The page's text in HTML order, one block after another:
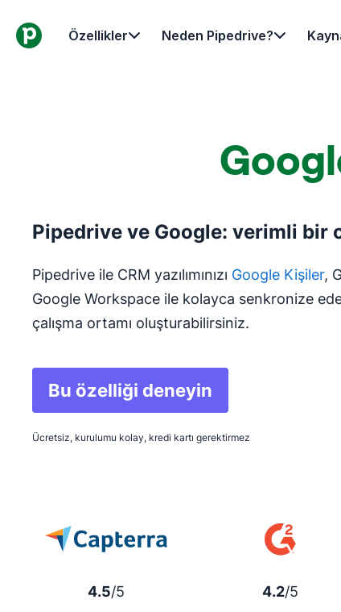
Özellikler Neden Pipedrive?
Pipedrive ve Google: verimli bir
Pipedrive ile CRM yazılımınızı Google Kişiler,
Google Workspace ile kolayca senkronize
çalışma ortamı oluşturabilirsiniz.
Bu özelliği deneyin
Yeni pencerede açılır
Ücretsiz, kurulumu kolay, kredi kartı gerektirmez
4.5/5 4.2/5